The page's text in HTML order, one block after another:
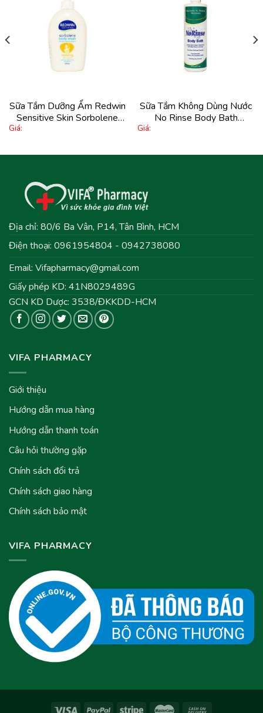
Sữa Tắm Dưỡng Ẩm Redwin
Sensitive Skin Sorbolene
Body Wash With Vitamin E
Giá:
Sữa Tắm Không Dùng Nước
No Rinse Body Bath
Giá:
Địa chỉ: 80/6 Ba Vân, P14, Tân Bình, HCM
Điện thoại: 0961954804 - 0942738080
Email: Vifapharmacy@gmail.com
Giấy phép KD: 41N8029489G
GCN KD Dược: 3538/ĐKKDD-HCM
VIFA PHARMACY
Giới thiệu
Hướng dẫn mua hàng
Hướng dẫn thanh toán
Câu hỏi thường gặp
Chính sách đổi trả
Chính sách giao hàng
Chính sách bảo mật
VIFA PHARMACY